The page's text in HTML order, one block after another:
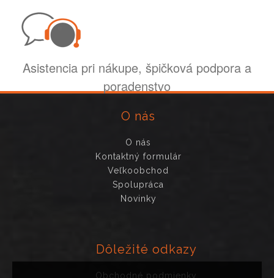
Asistencia pri nákupe, špičková podpora a
poradenstvo
O nás
O nás
Kontaktný formulár
Veľkoobchod
Spolupráca
Novinky
Dôležité odkazy
Obchodné podmienky